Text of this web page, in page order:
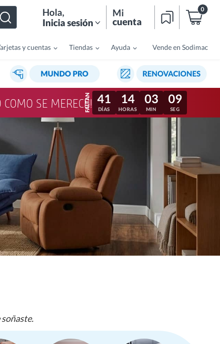
Hola,
Inicia sesión
Mi
cuenta
0
y cuentas Tiendas Ayuda Vende en Sodimac
COMO SE MERECE! 41
DÍAS
14
HORAS
03
MIN
06
SEG